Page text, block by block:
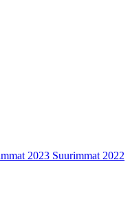
2023 Suurimmat 2022